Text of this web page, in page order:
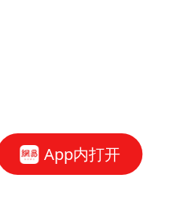
App内打开